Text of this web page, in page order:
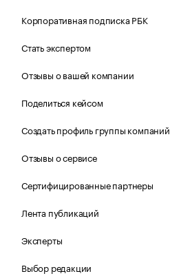
Корпоративная подписка РБК
Стать экспертом
Отзывы о вашей компании
Поделиться кейсом
Создать профиль группы компаний
Отзывы о сервисе
Сертифицированные партнеры
Лента публикаций
Эксперты
Выбор редакции